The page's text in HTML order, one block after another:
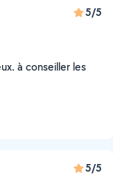
5/5
à conseiller les
5/5